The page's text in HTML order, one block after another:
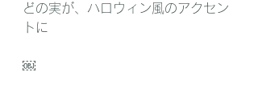
どの実が、ハロウィン風のアクセン
トに
￼